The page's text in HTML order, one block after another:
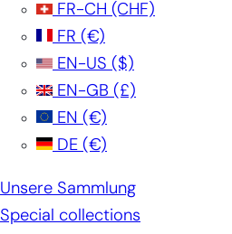
FR-CH (CHF)
FR (€)
EN-US ($)
EN-GB (£)
EN (€)
DE (€)
Unsere Sammlung
Special collections